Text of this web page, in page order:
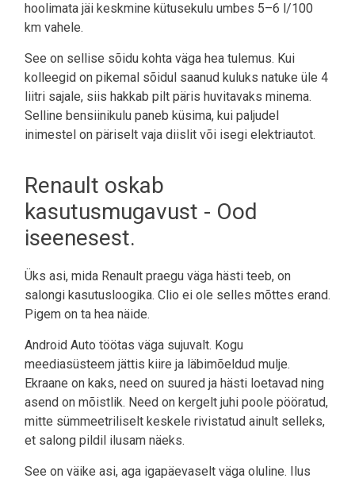
hoolimata jäi keskmine kütusekulu umbes 5–6 l/100
km vahele.
See on sellise sõidu kohta väga hea tulemus. Kui
kolleegid on pikemal sõidul saanud kuluks natuke üle 4
liitri sajale, siis hakkab pilt päris huvitavaks minema.
Selline bensiinikulu paneb küsima, kui paljudel
inimestel on päriselt vaja diislit või isegi elektriautot.
Renault oskab
kasutusmugavust - Ood
iseenesest.
Üks asi, mida Renault praegu väga hästi teeb, on
salongi kasutusloogika. Clio ei ole selles mõttes erand.
Pigem on ta hea näide.
Android Auto töötas väga sujuvalt. Kogu
meediasüsteem jättis kiire ja läbimõeldud mulje.
Ekraane on kaks, need on suured ja hästi loetavad ning
asend on mõistlik. Need on kergelt juhi poole pööratud,
mitte sümmeetriliselt keskele rivistatud ainult selleks,
et salong pildil ilusam näeks.
See on väike asi, aga igapäevaselt väga oluline. Ilus